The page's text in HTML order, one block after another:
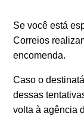
Se você está
Correios
encomenda.
Caso o
dessas
volta à agência